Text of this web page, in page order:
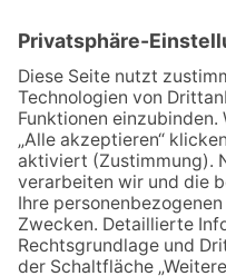
99085 Erfurt
Email schreiben
Uns unterstützen /
Alle Termine
Übersichtskarte